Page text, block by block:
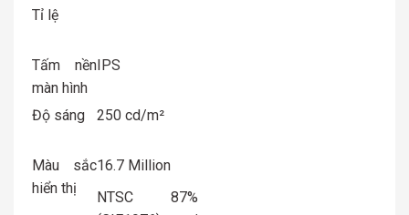
Tỉ lệ
Tấm nền
màn hình
IPS
Độ sáng 250 cd/m²
Màu sắc
hiển thị
16.7 Million
NTSC 87%